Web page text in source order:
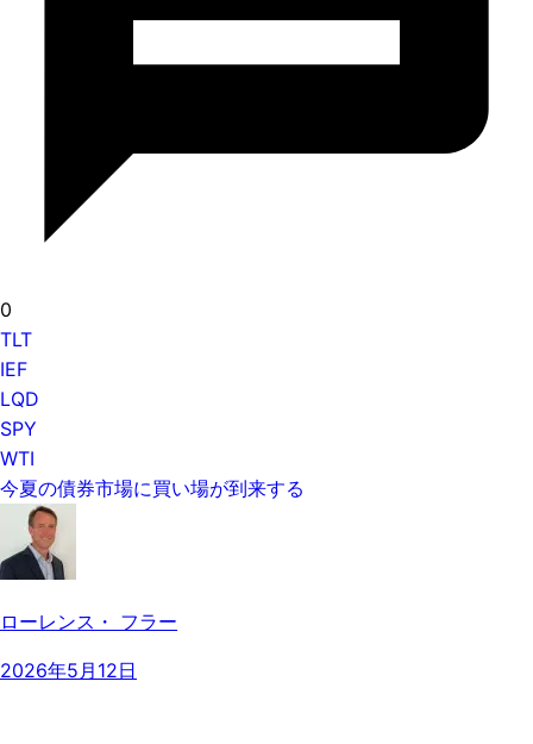
0
TLT
IEF
LQD
SPY
WTI
今夏の債券市場に買い場が到来する
ローレンス・ フラー
2026年5月12日